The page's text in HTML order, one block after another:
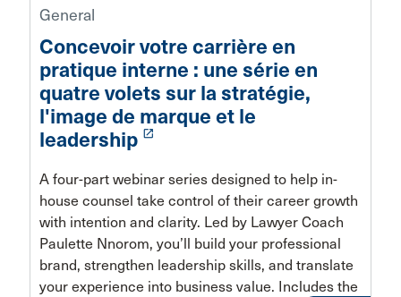
General
Concevoir votre carrière en
pratique interne : une série en
quatre volets sur la stratégie,
l'image de marque et le
leadership launch
A four-part webinar series designed to help in-
house counsel take control of their career growth
with intention and clarity. Led by Lawyer Coach
Paulette Nnorom, you’ll build your professional
brand, strengthen leadership skills, and translate
your experience into business value. Includes the